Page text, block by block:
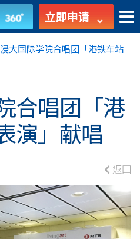
立即申请
浸大国际学院合唱团「港铁车站
合唱团「港
演」献唱
返回